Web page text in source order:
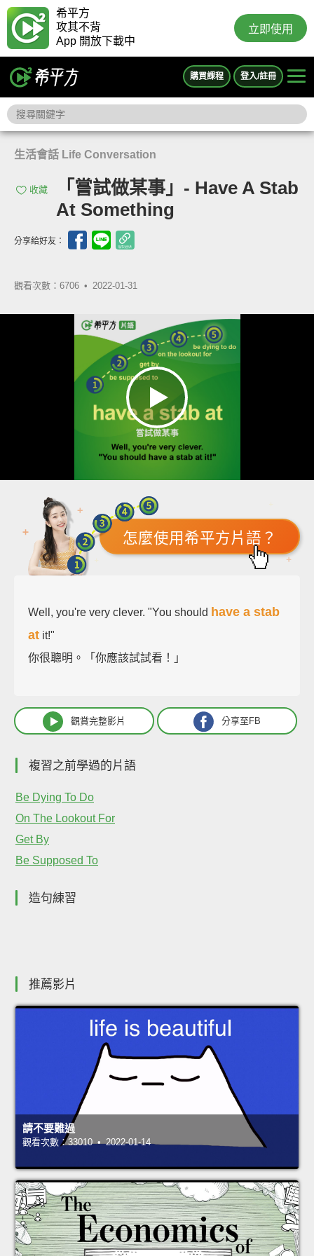
希平方
攻其不背
App 開放下載中
立即使用
購買課程 登入/註冊
生活會話 Life Conversation
收藏
「嘗試做某事」- Have A Stab
At Something
分享給好友：
觀看次數：6706 • 2022-01-31
怎麼使用希平方片語？
Well, you're very clever. "You should have a stab
at it!"
你很聰明。「你應該試試看！」
觀賞完整影片 分享至FB
複習之前學過的片語
Be Dying To Do
On The Lookout For
Get By
Be Supposed To
造句練習
推薦影片
請不要難過
觀看次數：33010 • 2022-01-14